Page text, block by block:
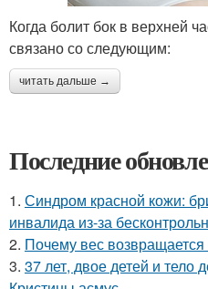
Когда болит бок в верхней
связано со следующим:
читать дальше →
Последние
1. Синдром красной кожи:
инвалида из-за
2. Почему вес возвращается
3. 37 лет, двое детей и тело